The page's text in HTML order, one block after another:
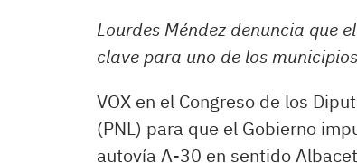
Lourdes Méndez denuncia que
clave para uno de los
VOX en el Congreso de los
(PNL) para que el Gobierno
autovía A-30 en sentido